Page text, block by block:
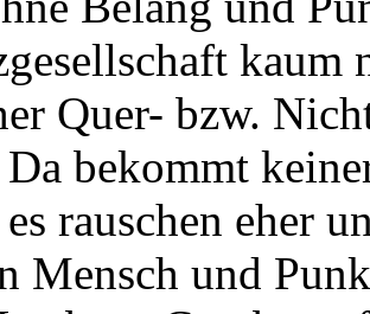
Quer- bzw.
bekommt
rauschen eher
Mensch und